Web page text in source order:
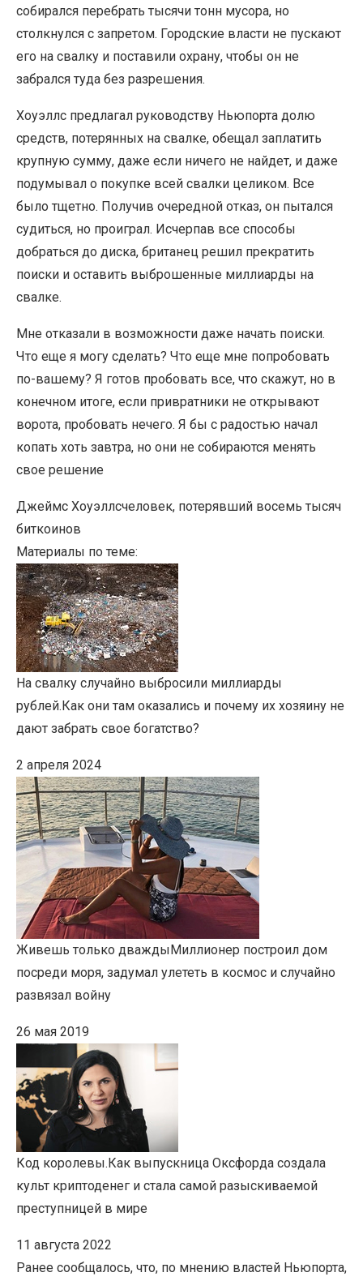
собирался перебрать тысячи тонн мусора, но
столкнулся с запретом. Городские власти не пускают
его на свалку и поставили охрану, чтобы он не
забрался туда без разрешения.
Хоуэллс предлагал руководству Ньюпорта долю
средств, потерянных на свалке, обещал заплатить
крупную сумму, даже если ничего не найдет, и даже
подумывал о покупке всей свалки целиком. Все
было тщетно. Получив очередной отказ, он пытался
судиться, но проиграл. Исчерпав все способы
добраться до диска, британец решил прекратить
поиски и оставить выброшенные миллиарды на
свалке.
Мне отказали в возможности даже начать поиски.
Что еще я могу сделать? Что еще мне попробовать
по-вашему? Я готов пробовать все, что скажут, но в
конечном итоге, если привратники не открывают
ворота, пробовать нечего. Я бы с радостью начал
копать хоть завтра, но они не собираются менять
свое решение
Джеймс Хоуэллсчеловек, потерявший восемь тысяч
биткоинов
Материалы по теме:
На свалку случайно выбросили миллиарды
рублей.Как они там оказались и почему их хозяину не
дают забрать свое богатство?
2 апреля 2024
Живешь только дваждыМиллионер построил дом
посреди моря, задумал улететь в космос и случайно
развязал войну
26 мая 2019
Код королевы.Как выпускница Оксфорда создала
культ криптоденег и стала самой разыскиваемой
преступницей в мире
11 августа 2022
Ранее сообщалось, что, по мнению властей Ньюпорта,